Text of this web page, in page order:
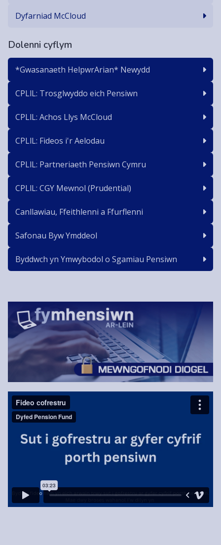
Dyfarniad McCloud
Dolenni cyflym
*Gwasanaeth HelpwrArian* Newydd
CPLlL: Trosglwyddo eich Pensiwn
CPLlL: Achos Llys McCloud
CPLlL: Fideos i'r Aelodau
CPLlL: Partneriaeth Pensiwn Cymru
CPLlL: CGY Mewnol (Prudential)
Canllawiau, Ffeithlenni a Ffurflenni
Safonau Byw Ymddeol
Byddwch yn Ymwybodol o Sgamiau Pensiwn